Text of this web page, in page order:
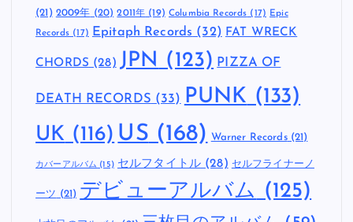
(21) 2009年 (20) 2011年 (19) Columbia Records (17) Epic
Records (17) Epitaph Records (32) FAT WRECK
CHORDS (28) JPN (123) PIZZA OF
DEATH RECORDS (33) PUNK (133)
UK (116) US (168) Warner Records(21)
カバーアルバム (15) セルフタイトル(28) セルフライナーノ
ーツ (21) デビューアルバム (125)